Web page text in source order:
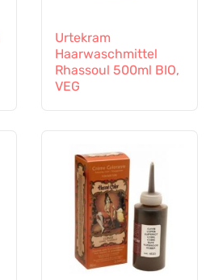
Urtekram
Haarwaschmittel
Rhassoul 500ml BIO,
VEG